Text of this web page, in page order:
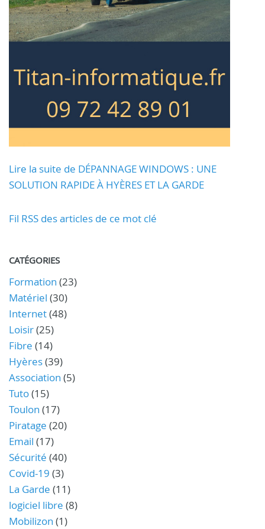
Lire la suite de DÉPANNAGE WINDOWS : UNE
SOLUTION RAPIDE À HYÈRES ET LA GARDE
Fil RSS des articles de ce mot clé
CATÉGORIES
Formation (23)
Matériel (30)
Internet(48)
Loisir(25)
Fibre (14)
Hyères(39)
Association (5)
Tuto(15)
Toulon (17)
Piratage (20)
Email (17)
Sécurité (40)
Covid-19 (3)
La Garde (11)
logiciel libre (8)
Mobilizon (1)